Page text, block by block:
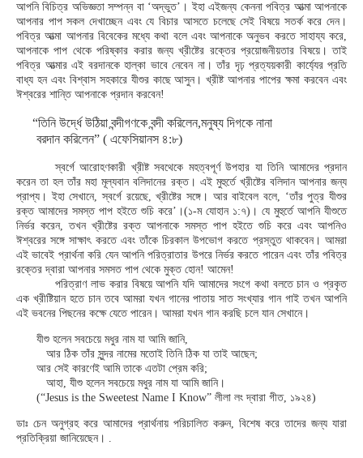
আপনি বিচিত্র অভিজ্ঞতা সম্পন্ন বা ‘অদ্ভুত’। ইহা এইজন্য কেননা পবিত্র আত্মা আপনাকে
আপনার পাপ সকল দেখাচ্ছেন এবং যে বিচার আসতে চলেছে সেই বিষয়ে সতর্ক করে দেন।
পবিত্র আত্মা আপনার বিবেকের মধ্যে কথা বলে এবং আপনাকে অনুভব করতে সাহায্য করে,
আপনাকে পাপ থেকে পরিষ্কার করার জন্য খ্রীষ্টের রক্তের প্রয়োজনীয়তার বিষয়ে। তাই
পবিত্র আত্মার এই বরদানকে হাল্কা ভাবে নেবেন না। তাঁর দৃঢ় প্রত্যয়কারী কার্য্যের প্রতি
বাধ্য হন এবং বিশ্বাস সহকারে যীশুর কাছে আসুন। খ্রীষ্ট আপনার পাপের ক্ষমা করবেন এবং
ঈশ্বরের শান্তি আপনাকে প্রদান করবেন!
“তিনি উর্দ্ধে উঠিয়া বন্দীগণকে বন্দী করিলেন,মনুষ্য দিগকে নানা
বরদান করিলেন” ( এফেসিয়ানস ৪:৮)
স্বর্গে আরোহণকারী খ্রীষ্ট সবথেকে মহত্বপূর্ণ উপহার যা তিনি আমাদের প্রদান
করেন তা হল তাঁর মহা মূল্যবান বলিদানের রক্ত। এই মুহুর্তে খ্রীষ্টের বলিদান আপনার জন্য
প্রাপ্য। ইহা সেখানে, স্বর্গে রয়েছে, খ্রীষ্টের সঙ্গে। আর বাইবেল বলে, ‘তাঁর পুত্র যীশুর
রক্ত আমাদের সমস্ত পাপ হইতে শুচি করে’।(১-ম যোহান ১:৭)। যে মুহুর্তে আপনি যীশুতে
নির্ভর করেন, তখন খ্রীষ্টের রক্ত আপনাকে সমস্ত পাপ হইতে শুচি করে এবং আপনিও
ঈশ্বরের সঙ্গে সাক্ষাৎ করতে এবং তাঁকে চিরকাল উপভোগ করতে প্রস্তুত থাকবেন। আমরা
এই ভাবেই প্রার্থনা করি যেন আপনি পরিত্রাতার উপরে নির্ভর করতে পারেন এবং তাঁর পবিত্র
রক্তের দ্বারা আপনার সমসত পাপ থেকে মুক্ত হোন! আমেন!
পরিত্রাণ লাভ করার বিষয়ে আপনি যদি আমাদের সংগে কথা বলতে চান ও প্রকৃত
এক খ্রীষ্টিয়ান হতে চান তবে আমরা যখন গানের পাতায় সাত সংখ্যার গান গাই তখন আপনি
এই ভবনের পিছনের কক্ষে যেতে পারেন। আমরা যখন গান করছি চলে যান সেখানে।
যীশু হলেন সবচেয়ে মধুর নাম যা আমি জানি,
আর ঠিক তাঁর সুন্দর নামের মতোই তিনি ঠিক যা তাই আছেন;
আর সেই কারণেই আমি তাকে এতটা প্রেম করি;
আহা, যীশু হলেন সবচেয়ে মধুর নাম যা আমি জানি।
(“Jesus is the Sweetest Name I Know” লীলা লং দ্বারা গীত, ১৯২৪)
ডাঃ চেন অনুগ্রহ করে আমাদের প্রার্থনায় পরিচালিত করুন, বিশেষ করে তাদের জন্য যারা
প্রতিক্রিয়া জানিয়েছেন। .